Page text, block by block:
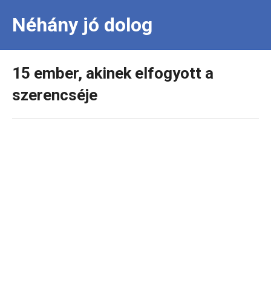
Néhány jó dolog
15 ember, akinek elfogyott a
szerencséje